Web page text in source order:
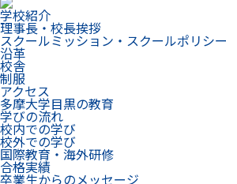
学校紹介
理事長・校長挨拶
スクールミッション・スクールポリシー
沿革
校舎
制服
アクセス
多摩大学目黒の教育
学びの流れ
校内での学び
校外での学び
国際教育・海外研修
合格実績
卒業生からのメッセージ